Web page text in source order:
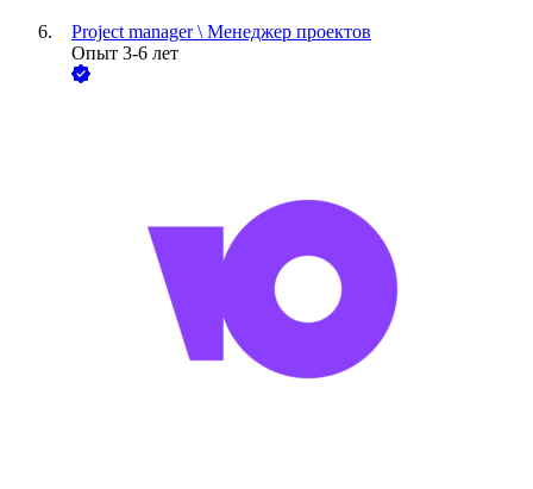
Project manager \ Менеджер проектов
Опыт 3-6 лет